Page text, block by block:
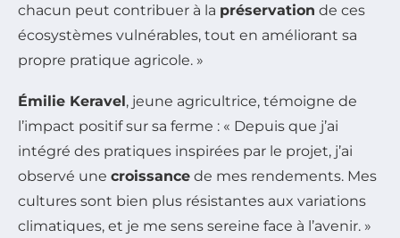
chacun peut contribuer à la préservation de ces
écosystèmes vulnérables, tout en améliorant sa
propre pratique agricole. »
Émilie Keravel, jeune agricultrice, témoigne de
l’impact positif sur sa ferme : « Depuis que j’ai
intégré des pratiques inspirées par le projet, j’ai
observé une croissance de mes rendements. Mes
cultures sont bien plus résistantes aux variations
climatiques, et je me sens sereine face à l’avenir. »